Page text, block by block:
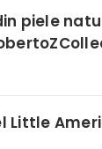
piele
Little